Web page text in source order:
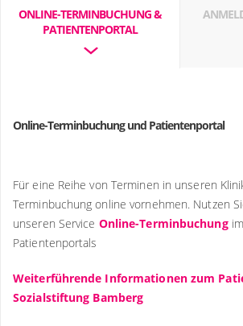
ONLINE-TERMINBUCHUNG &
PATIENTENPORTAL
Online-Terminbuchung und Patientenportal
Für eine Reihe von Terminen in unseren
Terminbuchung online vornehmen. Nutzen
unseren Service Online-Terminbuchung
Patientenportals
Weiterführende Informationen zum
Sozialstiftung Bamberg